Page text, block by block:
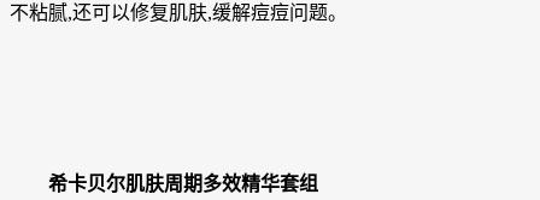
不粘腻,还可以修复肌肤,缓解痘痘问题。
希卡贝尔肌肤周期多效精华套组